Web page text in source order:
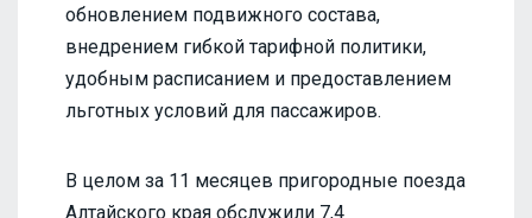
обновлением подвижного состава,
внедрением гибкой тарифной политики,
удобным расписанием и предоставлением
льготных условий для пассажиров.
В целом за 11 месяцев пригородные поезда
Алтайского края обслужили 7,4